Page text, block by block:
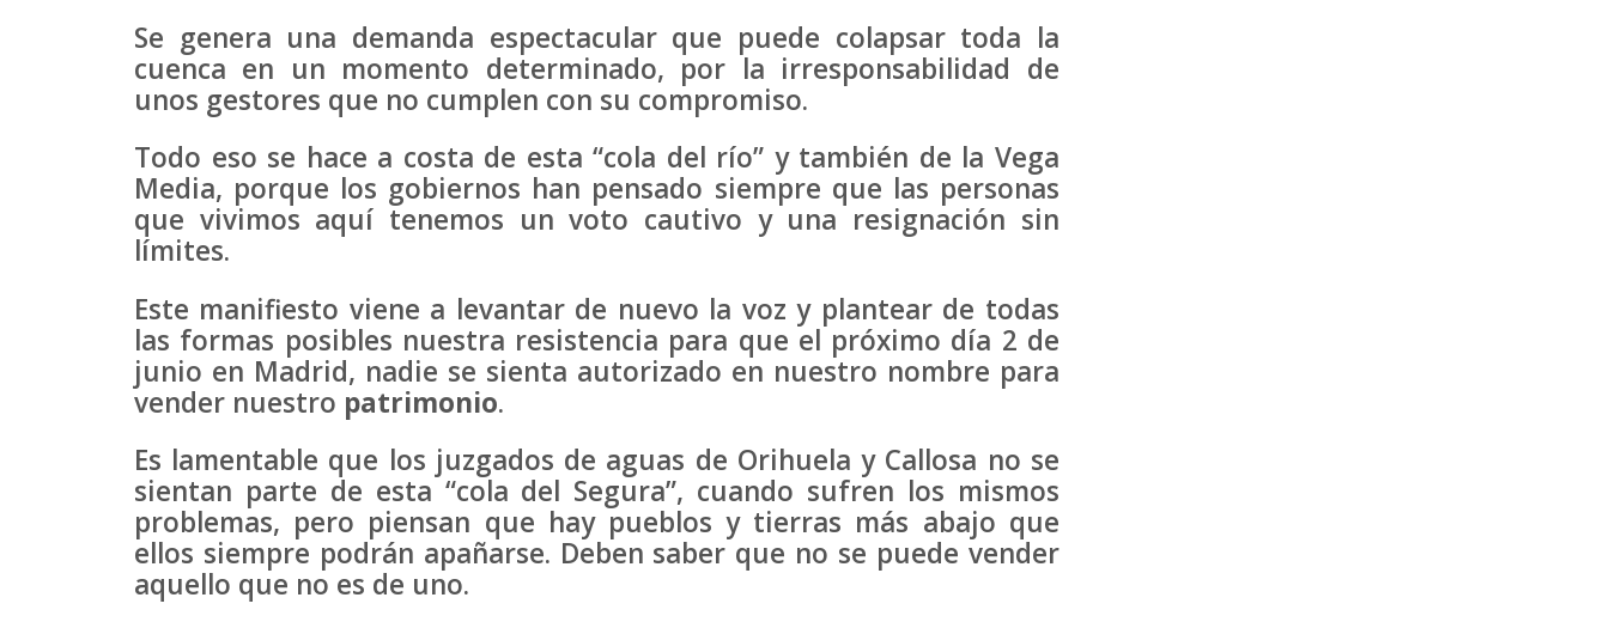
Se genera una demanda espectacular que puede colapsar toda la
cuenca en un momento determinado, por la irresponsabilidad de
unos gestores que no cumplen con su compromiso.
Todo eso se hace a costa de esta “cola del río” y también de la Vega
Media, porque los gobiernos han pensado siempre que las personas
que vivimos aquí tenemos un voto cautivo y una resignación sin
límites.
Este manifiesto viene a levantar de nuevo la voz y plantear de todas
las formas posibles nuestra resistencia para que el próximo día 2 de
junio en Madrid, nadie se sienta autorizado en nuestro nombre para
vender nuestro patrimonio.
Es lamentable que los juzgados de aguas de Orihuela y Callosa no se
sientan parte de esta “cola del Segura”, cuando sufren los mismos
problemas, pero piensan que hay pueblos y tierras más abajo que
ellos siempre podrán apañarse. Deben saber que no se puede vender
aquello que no es de uno.